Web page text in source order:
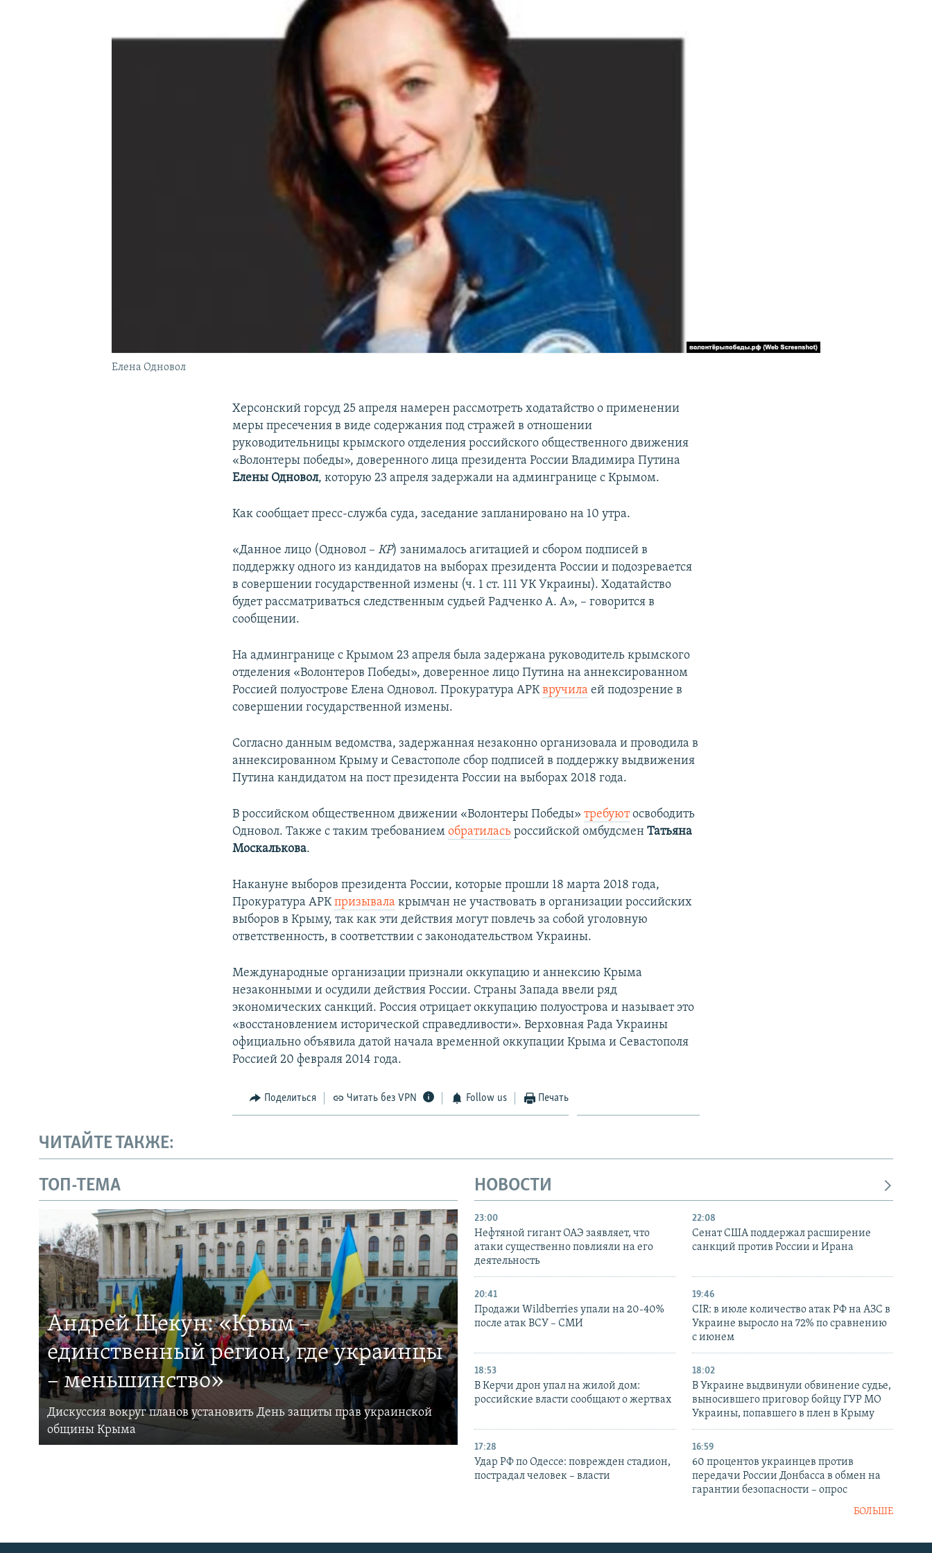
Елена Одновол
Херсонский горсуд 25 апреля намерен рассмотреть ходатайство о применении
меры пресечения в виде содержания под стражей в отношении
руководительницы крымского отделения российского общественного движения
«Волонтеры победы», доверенного лица президента России Владимира Путина
Елены Одновол, которую 23 апреля задержали на админгранице с Крымом.
Как сообщает пресс-служба суда, заседание запланировано на 10 утра.
«Данное лицо (Одновол –КР) занималось агитацией и сбором подписей в
поддержку одного из кандидатов на выборах президента России и подозревается
в совершении государственной измены (ч. 1 ст. 111 УК Украины). Ходатайство
будет рассматриваться следственным судьей Радченко А. А», – говорится в
сообщении.
На админгранице с Крымом 23 апреля была задержана руководитель крымского
отделения «Волонтеров Победы», доверенное лицо Путина на аннексированном
Россией полуострове Елена Одновол. Прокуратура АРКвручила ей подозрение в
совершении государственной измены.
Согласно данным ведомства, задержанная незаконно организовала и проводила в
аннексированном Крыму и Севастополе сбор подписей в поддержку выдвижения
Путина кандидатом на пост президента России на выборах 2018 года.
В российском общественном движении «Волонтеры Победы»требуютосвободить
Одновол. Также с таким требованиемобратилась российской омбудсменТатьяна
Москалькова.
Накануне выборов президента России, которые прошли 18 марта 2018 года,
Прокуратура АРКпризывала крымчан не участвовать в организации российских
выборов в Крыму, так как эти действия могут повлечь за собой уголовную
ответственность, в соответствии с законодательством Украины.
Международные организации признали оккупацию и аннексию Крыма
незаконными и осудили действия России. Страны Запада ввели ряд
экономических санкций. Россия отрицает оккупацию полуострова и называет это
«восстановлением исторической справедливости». Верховная Рада Украины
официально объявила датой начала временной оккупации Крыма и Севастополя
Россией 20 февраля 2014 года.
Поделиться Читать без VPN Follow us Печать
ЧИТАЙТЕ ТАКЖЕ:
ТОП-ТЕМА
Андрей Щекун: «Крым –
единственный регион, где украинцы
– меньшинство»
Дискуссия вокруг планов установить День защиты прав украинской
общины Крыма
НОВОСТИ
23:00
Нефтяной гигант ОАЭ заявляет, что
атаки существенно повлияли на его
деятельность
22:08
Сенат США поддержал расширение
санкций против России и Ирана
20:41
Продажи Wildberries упали на 20-40%
после атак ВСУ – СМИ
19:46
CIR: в июле количество атак РФ на АЗС в
Украине выросло на 72% по сравнению
с июнем
18:53
В Керчи дрон упал на жилой дом:
российские власти сообщают о жертвах
18:02
В Украине выдвинули обвинение судье,
выносившего приговор бойцу ГУР МО
Украины, попавшего в плен в Крыму
17:28
Удар РФ по Одессе: поврежден стадион,
пострадал человек – власти
16:59
60 процентов украинцев против
передачи России Донбасса в обмен на
гарантии безопасности – опрос
БОЛЬШЕ